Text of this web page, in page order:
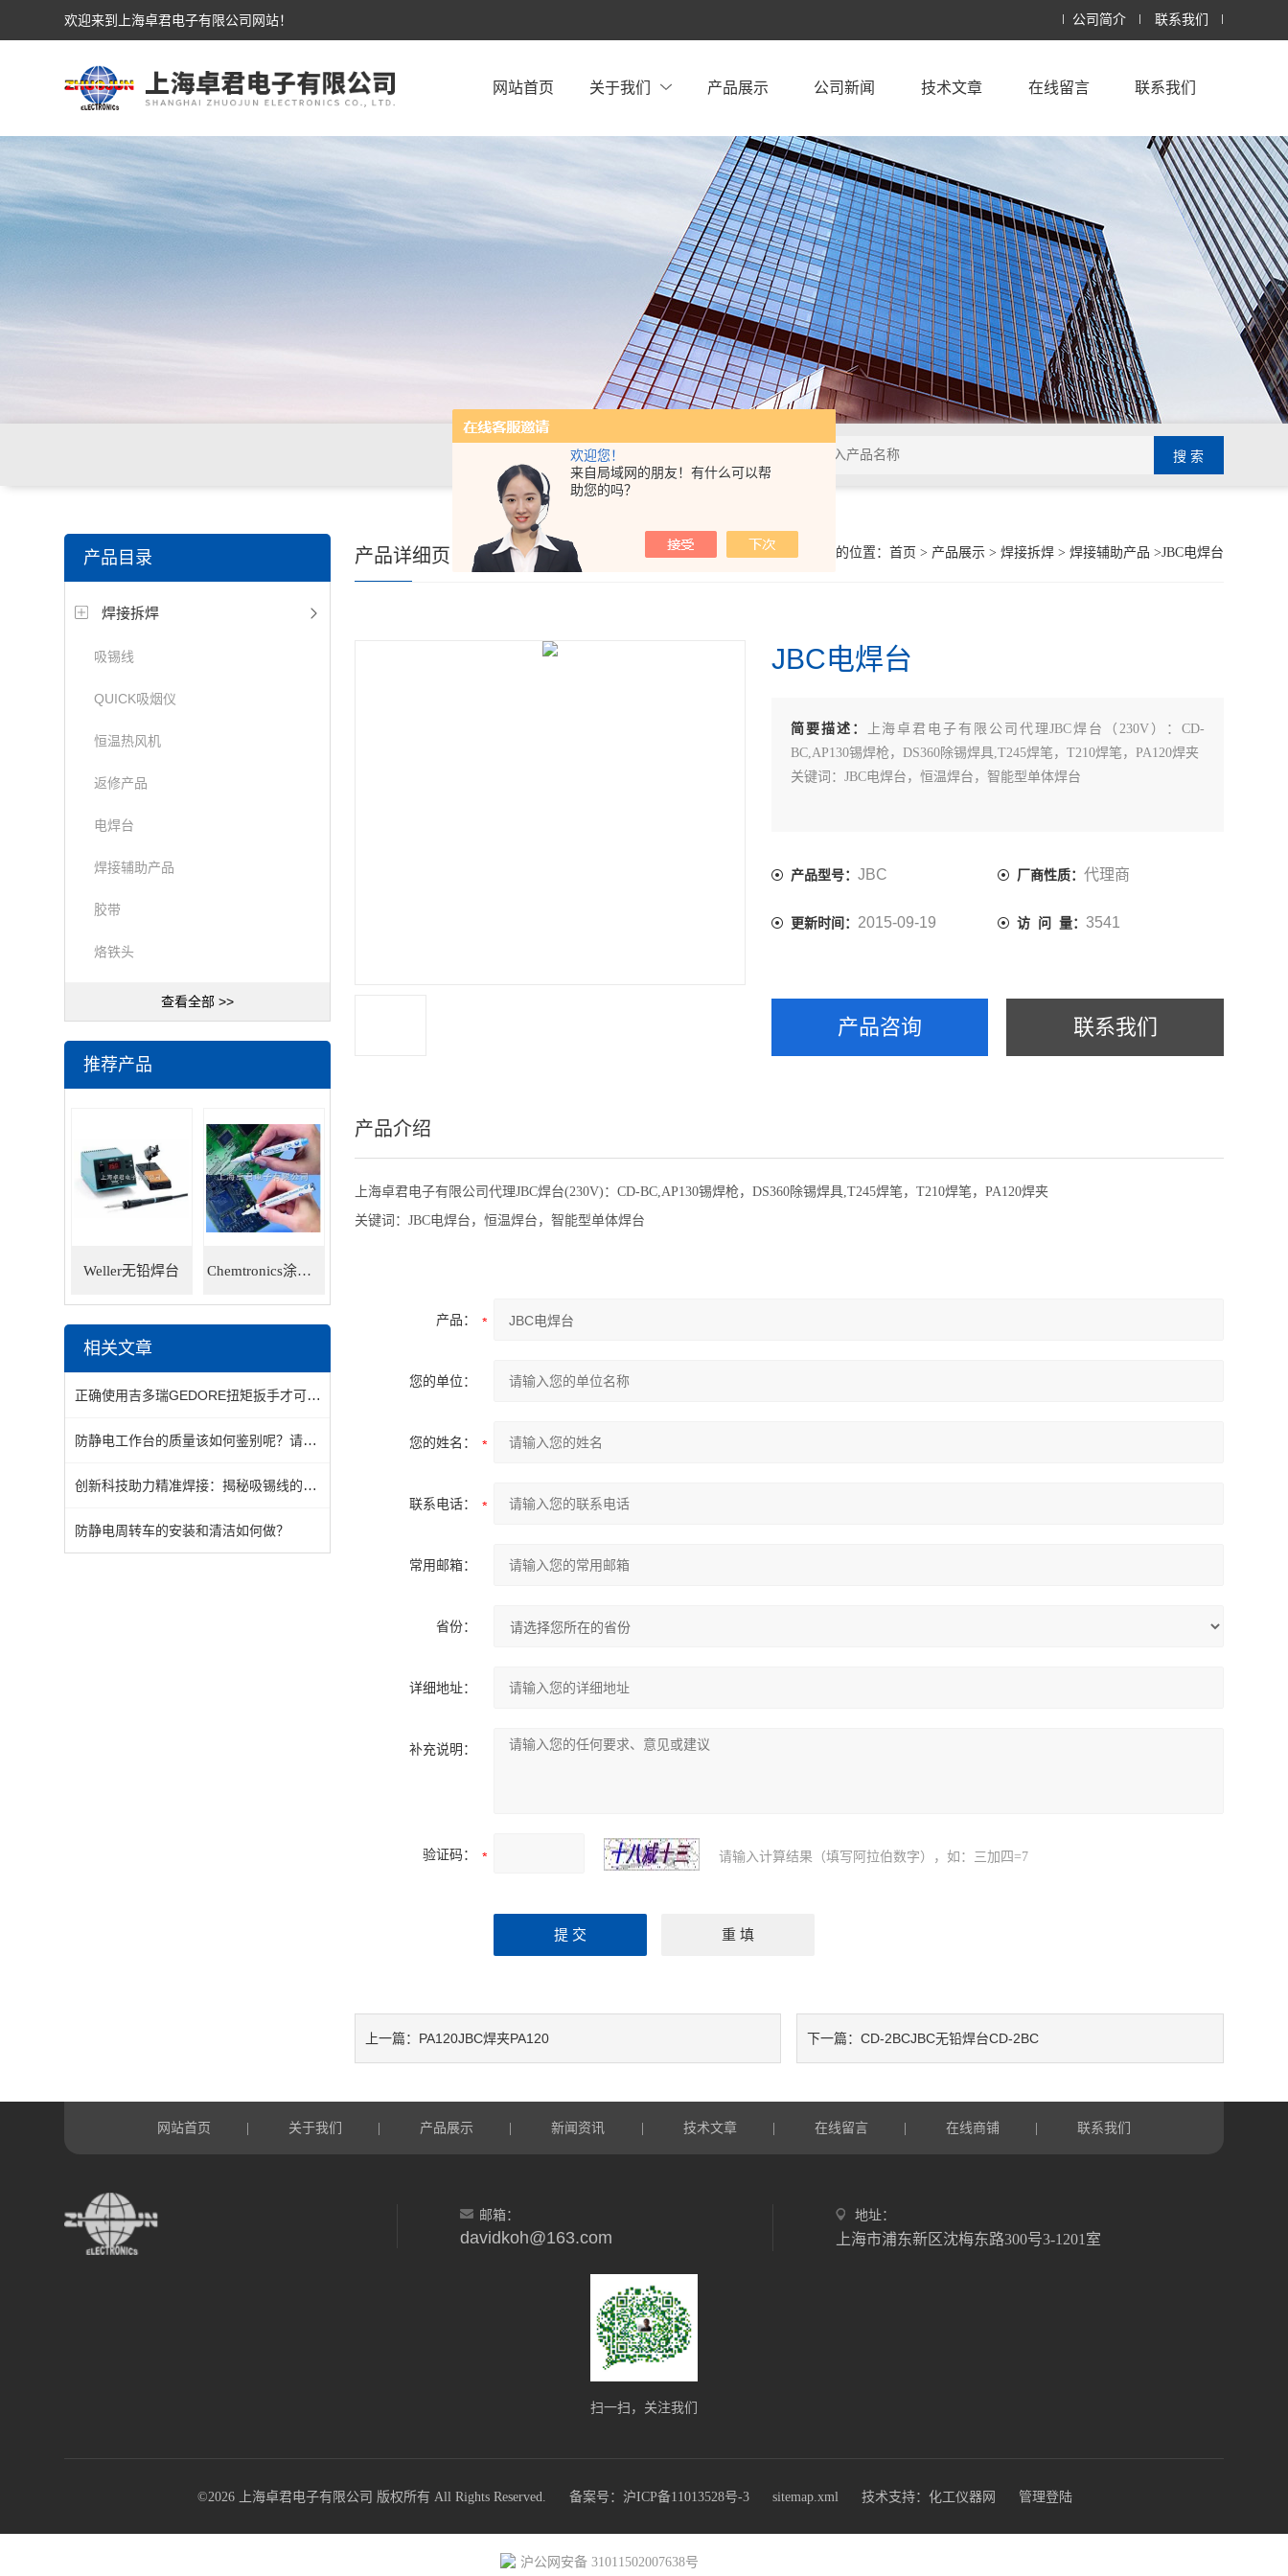
欢迎您！
来自局域网的朋友！有什么可以帮
助您的吗？
欢迎来到上海卓君电子有限公司网站！ 公司简介 联系我们
网站首页 关于我们 产品展示 公司新闻 技术文章 在线留言 联系我们
产品目录
焊接拆焊
吸锡线
QUICK吸烟仪
恒温热风机
返修产品
电焊台
焊接辅助产品
胶带
烙铁头
查看全部 >>
推荐产品
Weller无铅焊台 Chemtronics涂层笔
相关文章
正确使用吉多瑞GEDORE扭矩扳手才可延长其使用寿命
防静电工作台的质量该如何鉴别呢？请看这里
创新科技助力精准焊接：揭秘吸锡线的非凡魅力
防静电周转车的安装和清洁如何做？
你的位置： 首页 > 产品展示> 焊接拆焊> 焊接辅助产品 >JBC电焊台
产品详细页
JBC电焊台
简要描述：
上海卓君电子有限公司代理JBC焊台（230V）：CD-
BC,AP130锡焊枪，DS360除锡焊具,T245焊笔，T210焊笔，PA120焊夹
关键词：JBC电焊台，恒温焊台，智能型单体焊台
产品型号：JBC 厂商性质： 代理商
更新时间： 2015-09-19 访 问 量： 3541
产品咨询 联系我们
产品介绍
上海卓君电子有限公司代理JBC焊台(230V)：CD-BC,AP130锡焊枪，DS360除锡焊具,T245焊笔，T210焊笔，PA120焊夹
关键词： JBC电焊台，恒温焊台，智能型单体焊台
产品：
您的单位：
您的姓名：
联系电话：
常用邮箱：
省份：
详细地址：
补充说明：
验证码： 请输入计算结果（填写阿拉伯数字），如：三加四=7
上一篇： PA120JBC焊夹PA120 下一篇：CD-2BCJBC无铅焊台CD-2BC
网站首页 关于我们 产品展示 新闻资讯 技术文章 在线留言 在线商铺 联系我们
邮箱：
davidkoh@163.com
地址：
上海市浦东新区沈梅东路300号3-1201室
扫一扫，关注我们
©2026 上海卓君电子有限公司 版权所有 All Rights Reserved. 备案号：沪ICP备11013528号-3 sitemap.xml 技术支持： 化工仪器网 管理登陆
沪公网安备 31011502007638号